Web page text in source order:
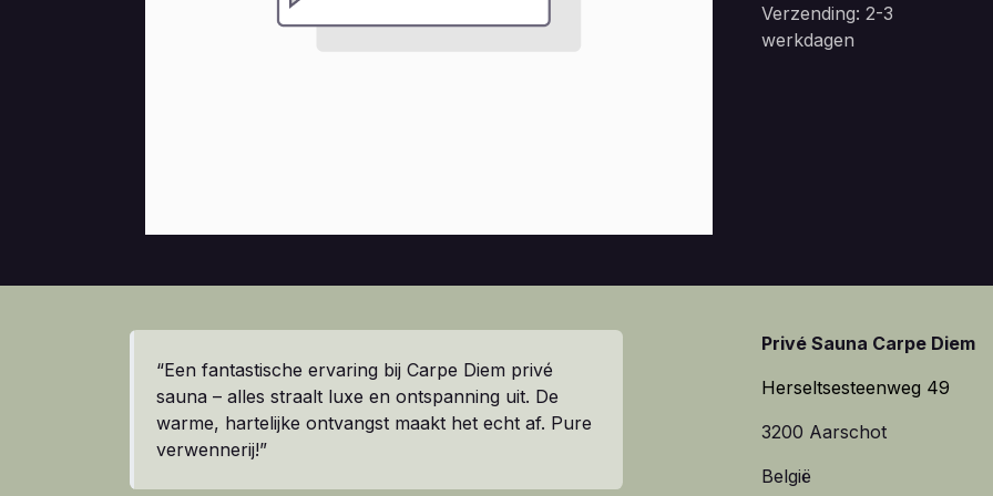
Verzending: 2-3
werkdagen
“Een fantastische ervaring bij Carpe Diem privé
sauna – alles straalt luxe en ontspanning uit. De
warme, hartelijke ontvangst maakt het echt af. Pure
verwennerij!”
Privé Sauna Carpe Diem
Herseltsesteenweg 49
3200 Aarschot
België